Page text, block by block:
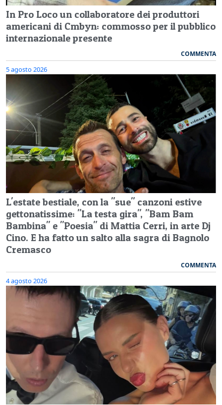
In Pro Loco un collaboratore dei produttori
americani di Cmbyn: commosso per il pubblico
internazionale presente
COMMENTA
5 agosto 2026
L'estate bestiale, con la "sue" canzoni estive
gettonatissime: "La testa gira", "Bam Bam
Bambina" e "Poesia" di Mattia Cerri, in arte Dj
Cino. E ha fatto un salto alla sagra di Bagnolo
Cremasco
COMMENTA
4 agosto 2026